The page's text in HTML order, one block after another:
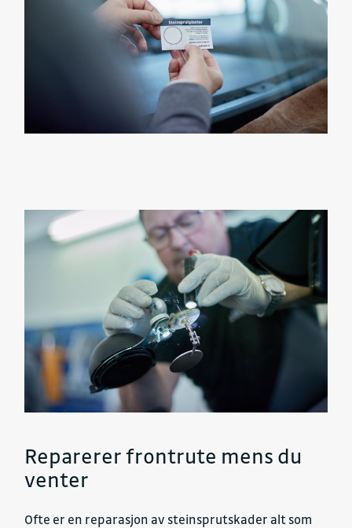
Reparerer frontrute mens du
venter
Ofte er en reparasjon av steinsprutskader alt som